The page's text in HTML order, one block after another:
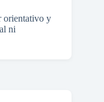
orientativo y
ni